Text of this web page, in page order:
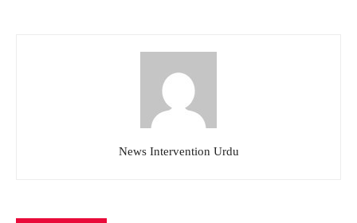
News Intervention Urdu